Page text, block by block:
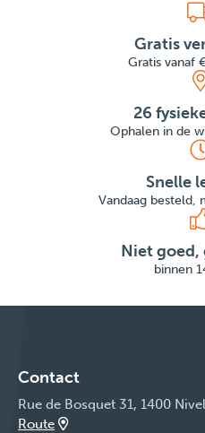
Gratis
Gratis vanaf
26
Ophalen in de
Snelle
Vandaag besteld,
Niet goed,
binnen
Contact
Rue de Bosquet 31, 1400
Route